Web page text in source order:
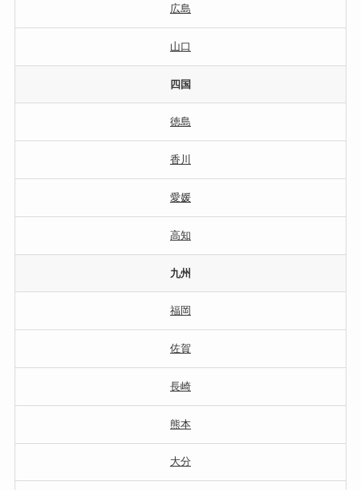
広島
山口
四国
徳島
香川
愛媛
高知
九州
福岡
佐賀
長崎
熊本
大分